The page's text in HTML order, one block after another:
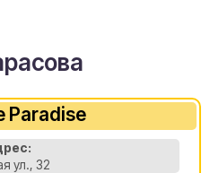
Paradise
ул., 32